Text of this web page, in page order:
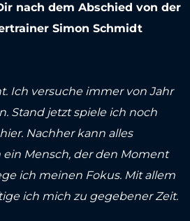
nach dem Abschied von der
Simon Schmidt
Ich versuche immer von Jahr
Stand jetzt spiele ich noch
Nachher kann alles
ein Mensch, der den Moment
ich meinen Fokus. Mit allem
ich mich zu gegebener Zeit.